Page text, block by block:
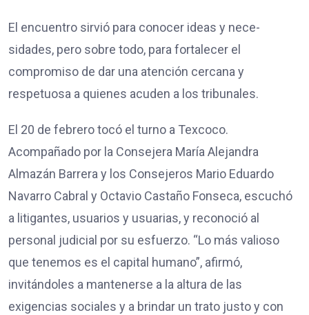
El encuentro sirvió para conocer ideas y nece-
sidades, pero sobre todo, para fortalecer el
compromiso de dar una atención cercana y
respetuosa a quienes acuden a los tribunales.
El 20 de febrero tocó el turno a Texcoco.
Acompañado por la Consejera María Alejandra
Almazán Barrera y los Consejeros Mario Eduardo
Navarro Cabral y Octavio Castaño Fonseca, escuchó
a litigantes, usuarios y usuarias, y reconoció al
personal judicial por su esfuerzo. “Lo más valioso
que tenemos es el capital humano”, afirmó,
invitándoles a mantenerse a la altura de las
exigencias sociales y a brindar un trato justo y con